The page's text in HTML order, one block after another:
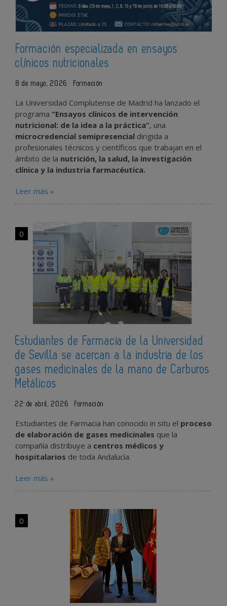
Formación especializada en ensayos
clínicos nutricionales
8 de mayo, 2026 Formación
La Universidad Complutense de Madrid ha lanzado el
programa “Ensayos clínicos de intervención
nutricional: de la idea a la práctica”, una
microcredencial semipresencial dirigida a
profesionales técnicos y científicos que trabajan en el
ámbito de la nutrición, la salud, la investigación
clínica y la industria farmacéutica.
Leer más »
0
Estudiantes de Farmacia de la Universidad
de Sevilla se acercan a la industria de los
gases medicinales de la mano de Carburos
Metálicos
22 de abril, 2026 Formación
Estudiantes de Farmacia han conocido in situ el proceso
de elaboración de gases medicinales que la
compañía distribuye a centros médicos y
hospitalarios de toda Andalucía.
Leer más »
0